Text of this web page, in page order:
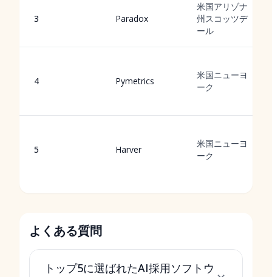
3 Paradox
米国アリゾナ
州スコッツデ
ール
4 Pymetrics
米国ニューヨ
ーク
5 Harver
米国ニューヨ
ーク
よくある質問
トップ5に選ばれたAI採用ソフトウ